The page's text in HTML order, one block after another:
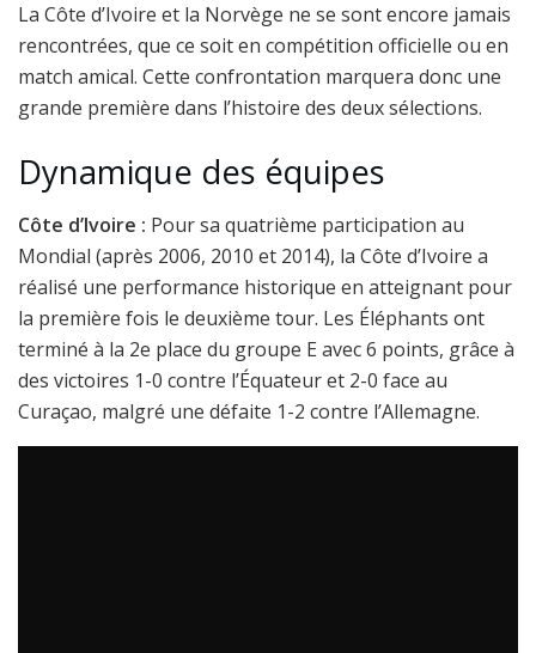
La Côte d’Ivoire et la Norvège ne se sont encore jamais
rencontrées, que ce soit en compétition officielle ou en
match amical. Cette confrontation marquera donc une
grande première dans l’histoire des deux sélections.
Dynamique des équipes
Côte d’Ivoire : Pour sa quatrième participation au
Mondial (après 2006, 2010 et 2014), la Côte d’Ivoire a
réalisé une performance historique en atteignant pour
la première fois le deuxième tour. Les Éléphants ont
terminé à la 2e place du groupe E avec 6 points, grâce à
des victoires 1-0 contre l’Équateur et 2-0 face au
Curaçao, malgré une défaite 1-2 contre l’Allemagne.